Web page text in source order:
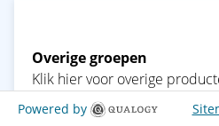
Overige groepen
Klik hier voor overige
inrij-ontheffingen (jaar)
Powered by